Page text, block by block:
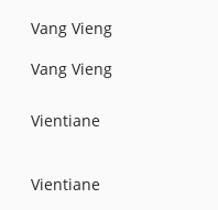
Vang Vieng
Vang Vieng
Vientiane
Vientiane